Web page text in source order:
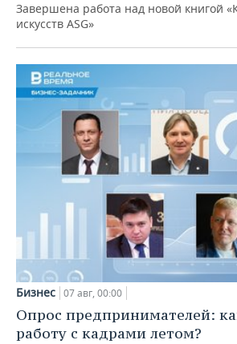
Завершена работа над новой книгой
искусств ASG»
Бизнес 07 авг, 00:00
Опрос предпринимателей:
работу с кадрами летом?